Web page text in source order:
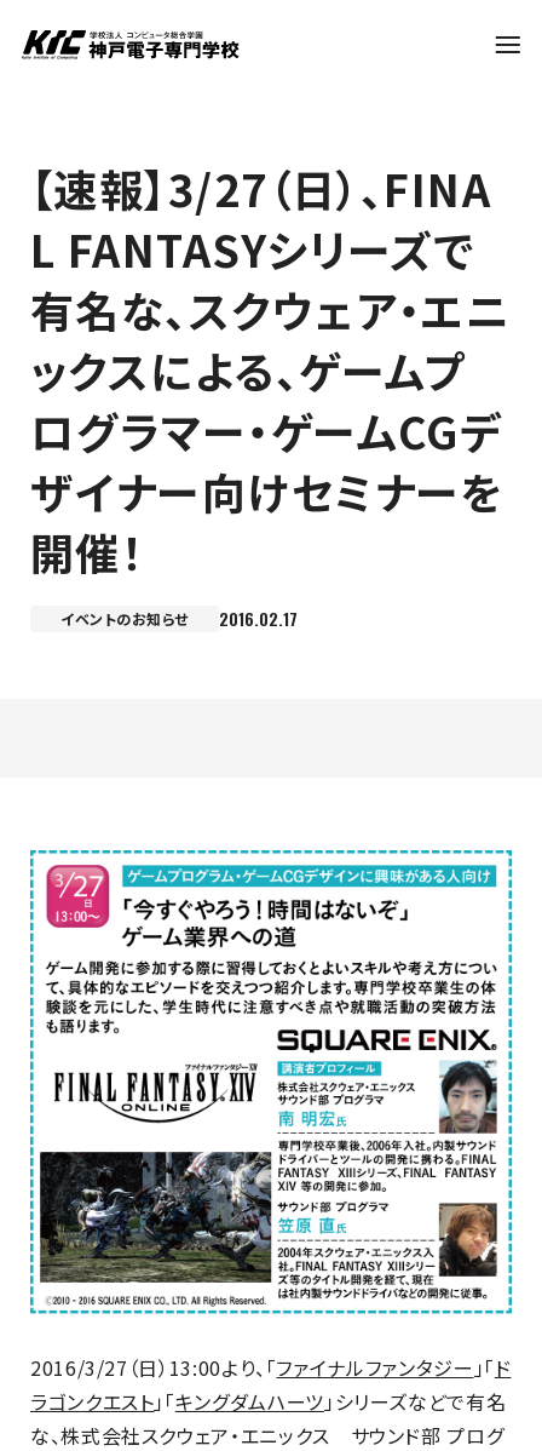
学科・コース
訪問者別
就職・資格
入試情報
神戸電子について
キャンパス
神戸電子をもっと知る
資料請求は
こちら
【速報】3/27（日）、FINA
L FANTASYシリーズで
有名な、スクウェア・エニ
ックスによる、ゲームプ
ログラマー・ゲームCGデ
ザイナー向けセミナーを
開催！
イベントのお知らせ 2016.02.17
2016/3/27（日）13:00より、「ファイナルファンタジー」「ド
ラゴンクエスト」「キングダムハーツ」シリーズなどで有名
な、株式会社スクウェア・エニックス サウンド部 プログ